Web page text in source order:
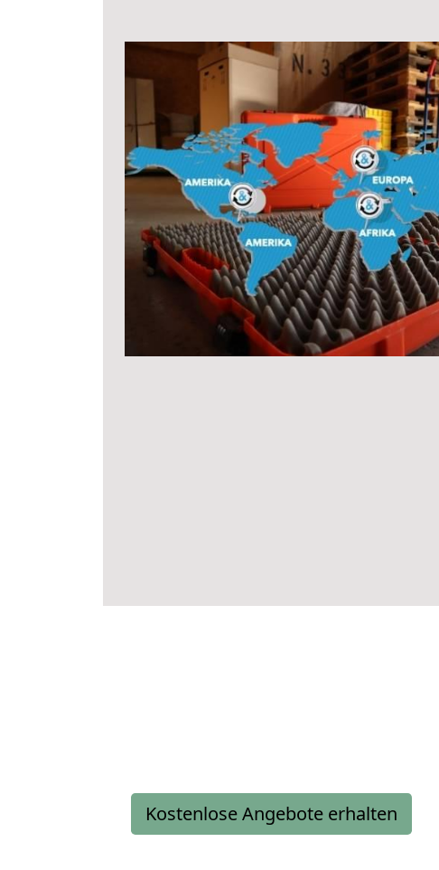
Kostenlose Angebote erhalten